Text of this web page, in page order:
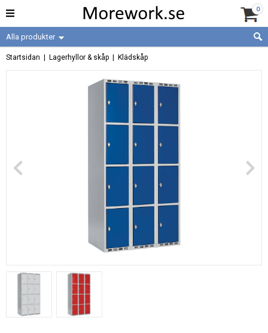
0
Alla produkter
Startsidan Lagerhyllor & skåp Klädskåp